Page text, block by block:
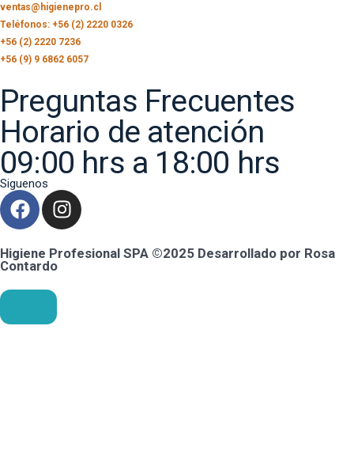
ventas@higienepro.cl
Teléfonos: +56 (2) 2220 0326
+56 (2) 2220 7236
+56 (9) 9 6862 6057
Preguntas Frecuentes
Horario de atención
09:00 hrs a 18:00 hrs
Siguenos
Higiene Profesional SPA ©2025 Desarrollado por Rosa
Contardo